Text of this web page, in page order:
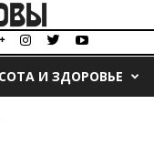
И ЗДОРОВЬЕ